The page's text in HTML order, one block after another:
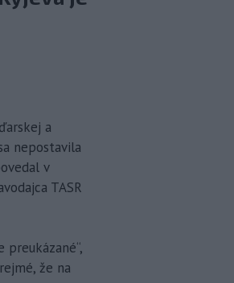
a
nepostavila
v
TASR
že na